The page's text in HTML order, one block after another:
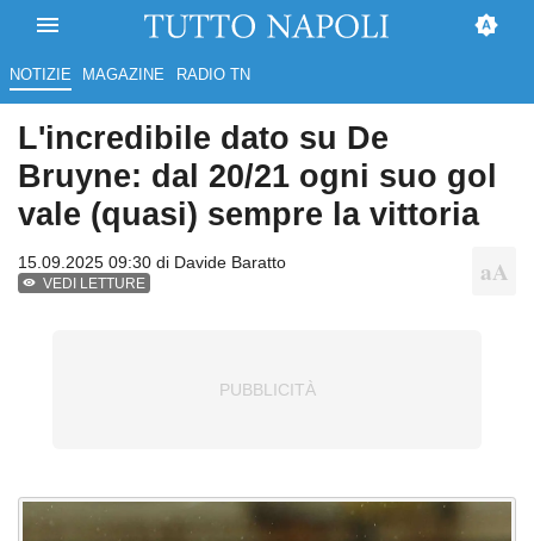
NOTIZIE MAGAZINE RADIO TN
L'incredibile dato su De
Bruyne: dal 20/21 ogni suo gol
vale (quasi) sempre la vittoria
15.09.2025 09:30 di Davide Baratto
VEDI LETTURE